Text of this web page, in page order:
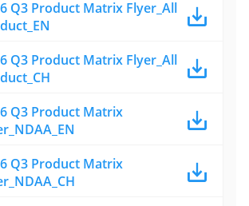
Q3 Product Matrix Flyer_All
Q3 Product Matrix Flyer_All
Q3 Product Matrix
Q3 Product Matrix